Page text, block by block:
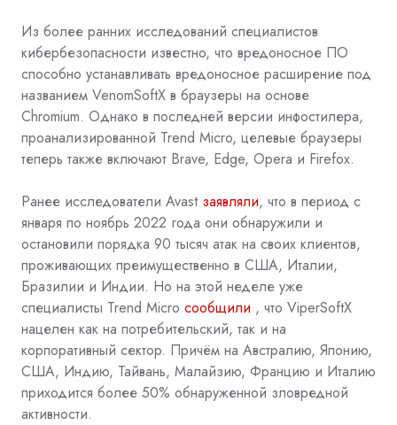
Из более ранних исследований специалистов
кибербезопасности известно, что вредоносное ПО
способно устанавливать вредоносное расширение под
названием VenomSoftX в браузеры на основе
Chromium. Однако в последней версии инфостилера,
проанализированной Trend Micro, целевые браузеры
теперь также включают Brave, Edge, Opera и Firefox.
Ранее исследователи Avast заявляли, что в период с
января по ноябрь 2022 года они обнаружили и
остановили порядка 90 тысяч атак на своих клиентов,
проживающих преимущественно в США, Италии,
Бразилии и Индии. Но на этой неделе уже
специалисты Trend Micro сообщили , что ViperSoftX
нацелен как на потребительский, так и на
корпоративный сектор. Причём на Австралию, Японию,
США, Индию, Тайвань, Малайзию, Францию ​​и Италию
приходится более 50% обнаруженной зловредной
активности.